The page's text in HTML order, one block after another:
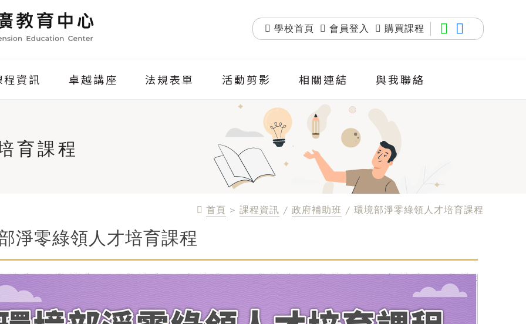
學校首頁 會員登入 購買課程
程資訊 卓越講座 法規表單 活動剪影 相關連結 與我聯絡
育課程
首頁 > 課程資訊 / 政府補助班 / 環境部淨零綠領人才培育課程
淨零綠領人才培育課程